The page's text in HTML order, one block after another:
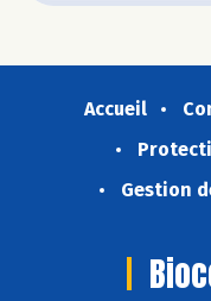
Accueil
Gestion